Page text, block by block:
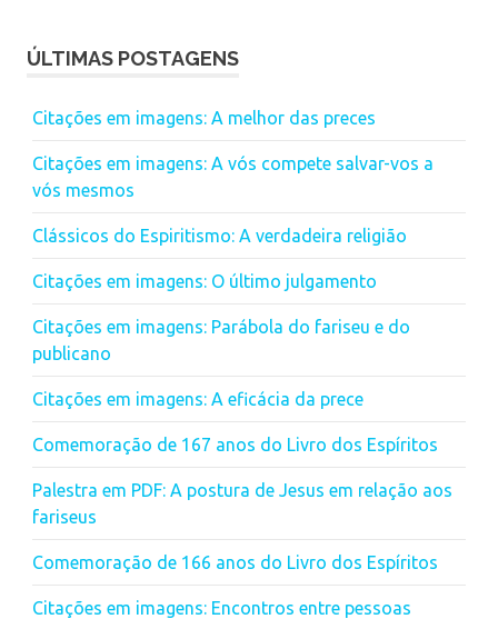
ÚLTIMAS POSTAGENS
Citações em imagens: A melhor das preces
Citações em imagens: A vós compete salvar-vos a
vós mesmos
Clássicos do Espiritismo: A verdadeira religião
Citações em imagens: O último julgamento
Citações em imagens: Parábola do fariseu e do
publicano
Citações em imagens: A eficácia da prece
Comemoração de 167 anos do Livro dos Espíritos
Palestra em PDF: A postura de Jesus em relação aos
fariseus
Comemoração de 166 anos do Livro dos Espíritos
Citações em imagens: Encontros entre pessoas